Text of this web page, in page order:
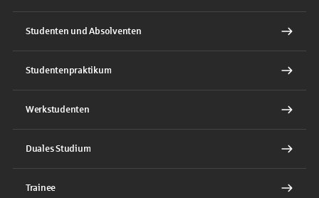
Studenten und Absolventen
Studentenpraktikum
Werkstudenten
Duales Studium
Trainee